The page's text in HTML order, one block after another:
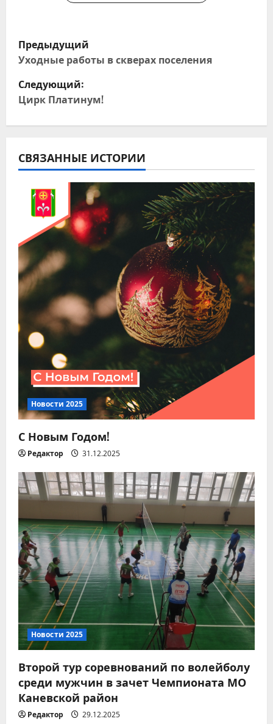
Н
а
в
а
я
п
о
з
а
п
и
с
я
м
Предыдущий
Уходные работы в скверах поселения
Следующий:
Цирк Платинум!
СВЯЗАННЫЕ ИСТОРИИ
Новости 2025
С Новым Годом!
Редактор 31.12.2025
Новости 2025
Второй тур соревнований по волейболу
среди мужчин в зачет Чемпионата МО
Каневской район
Редактор 29.12.2025
2
Новости 2026
Вместе за чистоту любимого
места отдыха!
07.08.2026
3
Новости 2026
8 августа – День
физкультурника
07.08.2026
Новости 2026
Всероссийская акция